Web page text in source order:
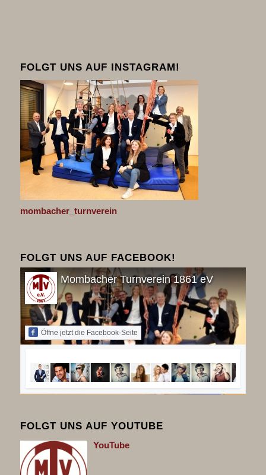
FOLGT UNS AUF INSTAGRAM!
mombacher_turnverein
FOLGT UNS AUF FACEBOOK!
Mombacher Turnverein 1861 eV
Öffne jetzt die Facebook-Seite
FOLGT UNS AUF YOUTUBE
YouTube